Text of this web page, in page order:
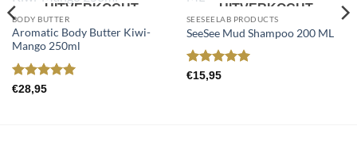
Toevoegen
wenslijst
UITVERKOCHT
BODY BUTTER
Aromatic Body Butter Kiwi-
Mango 250ml
Gewaardeerd
€28,95
Toevoegen
wenslijst
UITVERKOCHT
SEESEELAB PRODUCTS
SeeSee Mud Shampoo 200 ML
Gewaardeerd
€15,95